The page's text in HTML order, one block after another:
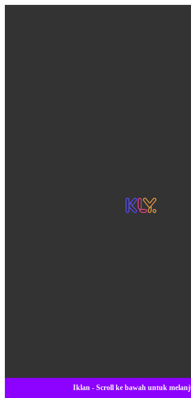
Iklan - Scroll ke bawah untuk